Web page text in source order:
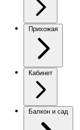
Прихожая
Кабинет
Балкон и сад